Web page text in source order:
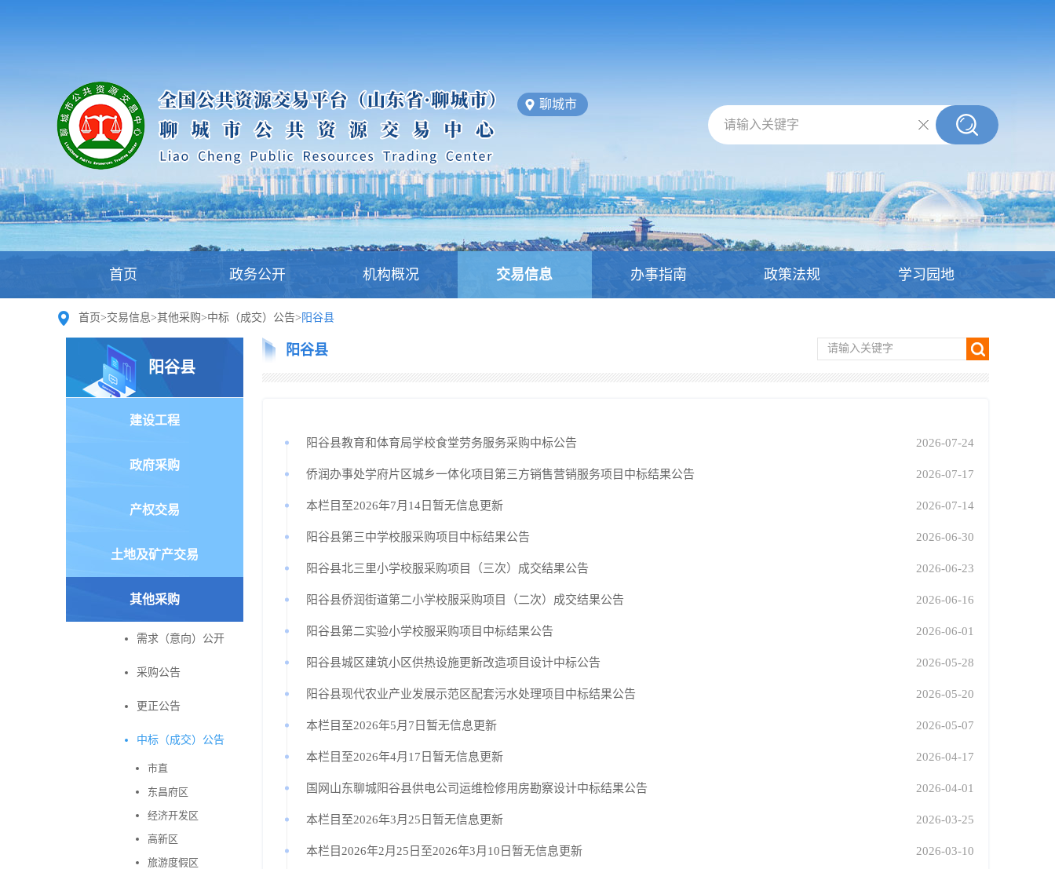
聊城市
请输入关键字
首页 政务公开 机构概况 交易信息 办事指南 政策法规 学习园地
首页>交易信息>其他采购>中标（成交）公告> 阳谷县
阳谷县
建设工程
政府采购
产权交易
土地及矿产交易
其他采购
需求（意向）公开
采购公告
更正公告
中标（成交）公告
市直
东昌府区
经济开发区
高新区
旅游度假区
阳谷县 请输入关键字
阳谷县教育和体育局学校食堂劳务服务采购中标公告 2026-07-24
侨润办事处学府片区城乡一体化项目第三方销售营销服务项目中标结果公告 2026-07-17
本栏目至2026年7月14日暂无信息更新 2026-07-14
阳谷县第三中学校服采购项目中标结果公告 2026-06-30
阳谷县北三里小学校服采购项目（三次）成交结果公告 2026-06-23
阳谷县侨润街道第二小学校服采购项目（二次）成交结果公告 2026-06-16
阳谷县第二实验小学校服采购项目中标结果公告 2026-06-01
阳谷县城区建筑小区供热设施更新改造项目设计中标公告 2026-05-28
阳谷县现代农业产业发展示范区配套污水处理项目中标结果公告 2026-05-20
本栏目至2026年5月7日暂无信息更新 2026-05-07
本栏目至2026年4月17日暂无信息更新 2026-04-17
国网山东聊城阳谷县供电公司运维检修用房勘察设计中标结果公告 2026-04-01
本栏目至2026年3月25日暂无信息更新 2026-03-25
本栏目2026年2月25日至2026年3月10日暂无信息更新 2026-03-10